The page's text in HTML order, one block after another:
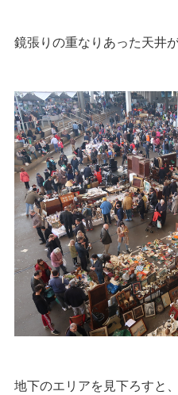
鏡張りの重なりあった天井
地下のエリアを見下ろすと